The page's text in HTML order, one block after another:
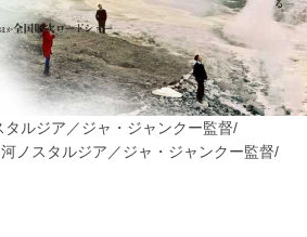
タルジア／ジャ・ジャンクー監督/
ノスタルジア／ジャ・ジャンクー監督/